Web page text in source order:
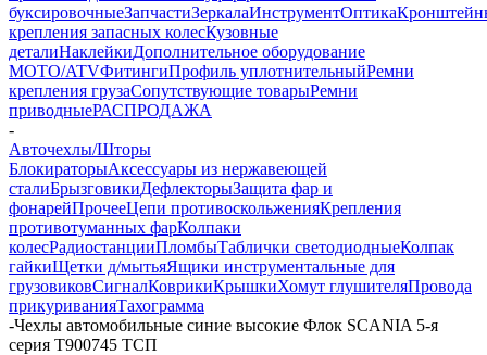
буксировочныеЗапчастиЗеркалаИнструментОптика
крепления запасных колесКузовные
деталиНаклейкиДополнительное оборудование
MOTO/ATVФитингиПрофиль уплотнительныйРемни
крепления грузаСопутствующие товарыРемни
приводныеРАСПРОДАЖА
-
Авточехлы/Шторы
БлокираторыАксессуары из нержавеющей
сталиБрызговикиДефлекторыЗащита фар и
фонарейПрочееЦепи противоскольженияКрепления
противотуманных фарКолпаки
колесРадиостанцииПломбыТаблички светодиодныеКолпак
гайкиЩетки д/мытьяЯщики инструментальные для
грузовиковСигналКоврикиКрышкиХомут глушителяПровода
прикуриванияТахограмма
-Чехлы автомобильные синие высокие Флок SCANIA 5-я
серия T900745 ТСП